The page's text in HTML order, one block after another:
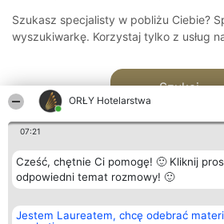
ORŁY Hotelarstwa
07:21
Cześć, chętnie Ci pomogę! 🙂 Kliknij
odpowiedni temat rozmowy! 🙂
Jestem Laureatem, chcę odebrać
Szukasz specjalisty w pobliżu Ciebie?
wyszukiwarkę. Korzystaj tylko z usług
Szukaj
Organizator plebiscytu
Bright Side Solutions sp. z o.
Plebiscyt
Laureaci